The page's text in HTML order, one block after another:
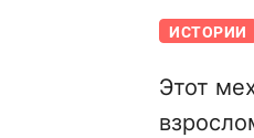
ИСТОРИИ
Этот